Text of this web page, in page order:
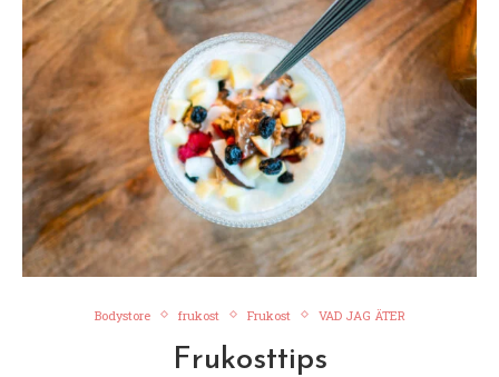
Bodystore frukost Frukost VAD JAG ÄTER
Frukosttips